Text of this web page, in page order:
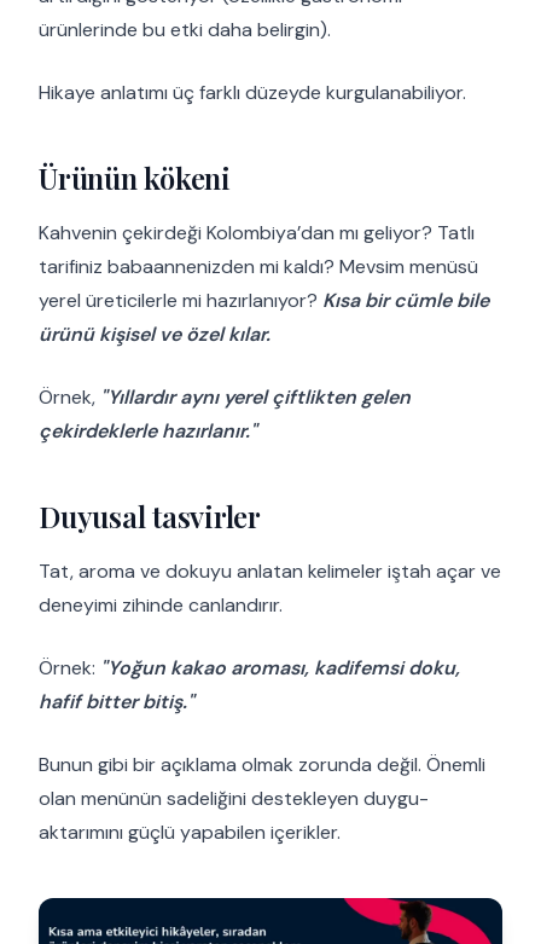
ürünlerinde bu etki daha belirgin).
Hikaye anlatımı üç farklı düzeyde kurgulanabiliyor.
Ürünün kökeni
Kahvenin çekirdeği Kolombiya’dan mı geliyor? Tatlı
tarifiniz babaannenizden mi kaldı? Mevsim menüsü
yerel üreticilerle mi hazırlanıyor? Kısa bir cümle bile
ürünü kişisel ve özel kılar.
Örnek, "Yıllardır aynı yerel çiftlikten gelen
çekirdeklerle hazırlanır."
Duyusal tasvirler
Tat, aroma ve dokuyu anlatan kelimeler iştah açar ve
deneyimi zihinde canlandırır.
Örnek: "Yoğun kakao aroması, kadifemsi doku,
hafif bitter bitiş."
Bunun gibi bir açıklama olmak zorunda değil. Önemli
olan menünün sadeliğini destekleyen duygu-
aktarımını güçlü yapabilen içerikler.